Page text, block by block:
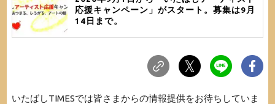
応援キャンペーン」がスタート。募集は9月
14日まで。
いたばしTIMESでは皆さまからの情報提供をお待ちしていま